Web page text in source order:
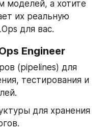
моделей, а хотите
их реальную
для вас.
Engineer
(pipelines) для
тестирования и
для хранения